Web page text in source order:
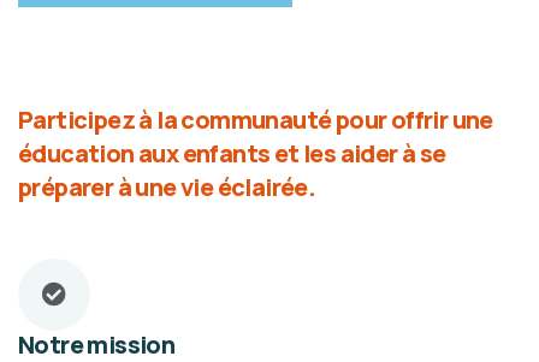
Participez à la communauté pour offrir une
éducation aux enfants et les aider à se
préparer à une vie éclairée.
Notre mission